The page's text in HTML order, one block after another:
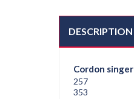
DESCRIPTION
Cordon singer
257
353